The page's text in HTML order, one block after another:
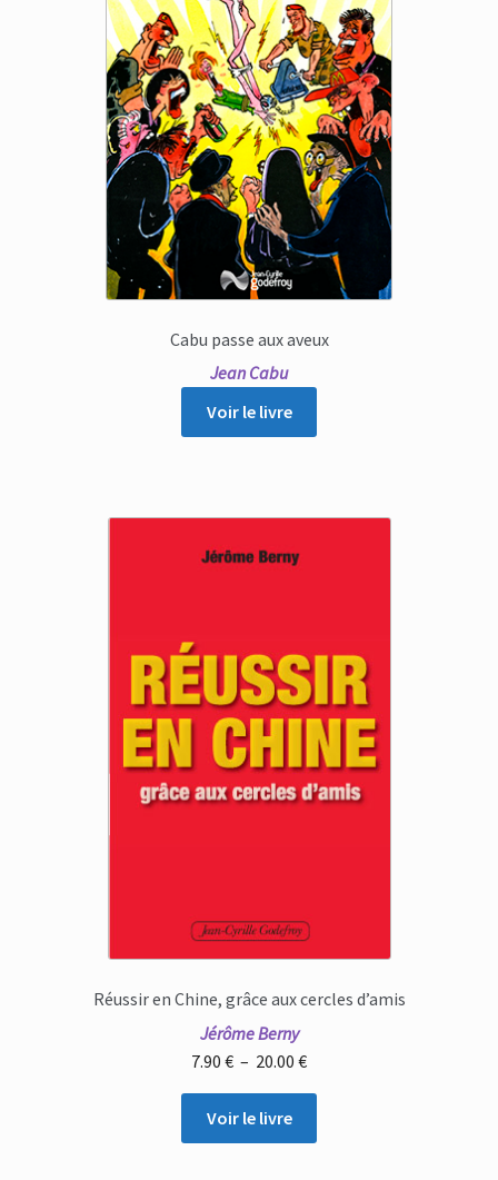
Cabu passe aux aveux
Jean Cabu
Voir le livre
Réussir en Chine, grâce aux cercles d’amis
Jérôme Berny
7.90 € – 20.00 €Plage
7.90 €
Voir le livre